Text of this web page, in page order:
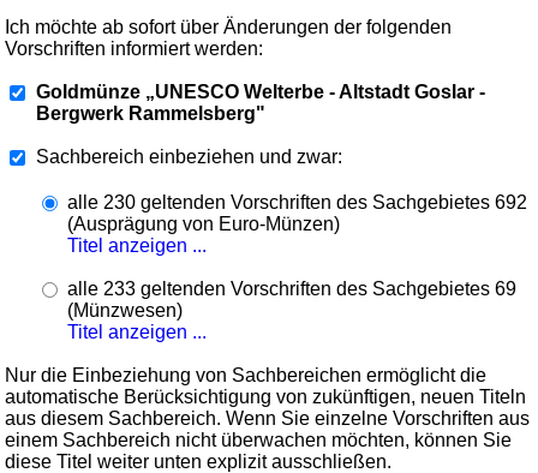
Ich möchte ab sofort über Änderungen der folgenden
Vorschriften informiert werden:
Goldmünze „UNESCO Welterbe - Altstadt Goslar -
Bergwerk Rammelsberg"
Sachbereich einbeziehen und zwar:
alle 230 geltenden Vorschriften des Sachgebietes 692
(Ausprägung von Euro-Münzen)
Titel anzeigen ...
alle 233 geltenden Vorschriften des Sachgebietes 69
(Münzwesen)
Titel anzeigen ...
Nur die Einbeziehung von Sachbereichen ermöglicht die
automatische Berücksichtigung von zukünftigen, neuen Titeln
aus diesem Sachbereich. Wenn Sie einzelne Vorschriften aus
einem Sachbereich nicht überwachen möchten, können Sie
diese Titel weiter unten explizit ausschließen.